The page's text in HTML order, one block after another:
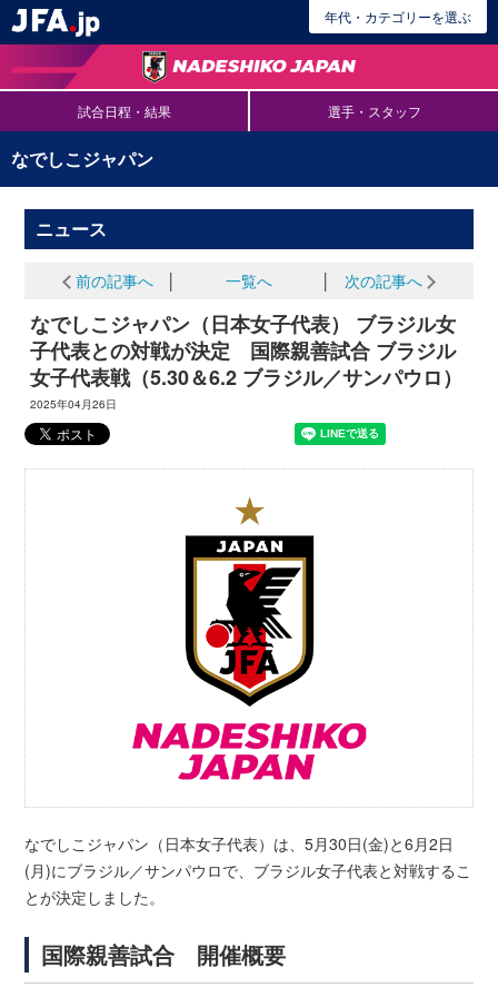
年代・カテゴリーを選ぶ
試合日程・結果 選手・スタッフ
なでしこジャパン
ニュース
前の記事へ 一覧へ 次の記事へ
なでしこジャパン（日本女子代表） ブラジル女
子代表との対戦が決定 国際親善試合 ブラジル
女子代表戦（5.30＆6.2 ブラジル／サンパウロ）
2025年04月26日
なでしこジャパン（日本女子代表）は、5月30日(金)と6月2日
(月)にブラジル／サンパウロで、ブラジル女子代表と対戦するこ
とが決定しました。
国際親善試合 開催概要